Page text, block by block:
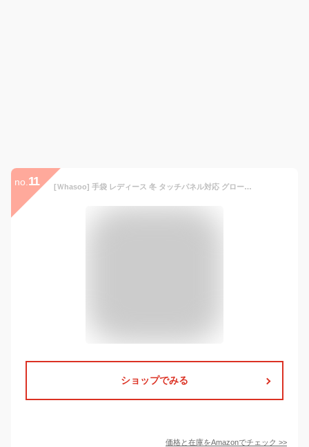
no. 11 [Ｗhasoo] 手袋 レディース 冬 タッチパネル対応 グローブ スマホ対応 防寒 保温 自転車 バイク アウトドア 通勤 通学に 誕生日 クリスマス プレセント フリーサイズ (グレー)
ショップでみる
価格と在庫をAmazonでチェック >>